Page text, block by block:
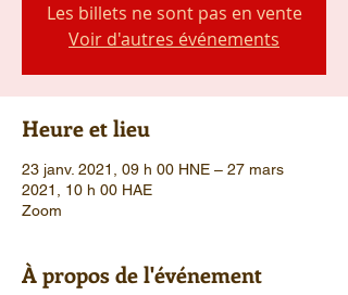
Les billets ne sont pas en vente
Voir d'autres événements
Heure et lieu
23 janv. 2021, 09 h 00 HNE – 27 mars
2021, 10 h 00 HAE
Zoom
À propos de l'événement